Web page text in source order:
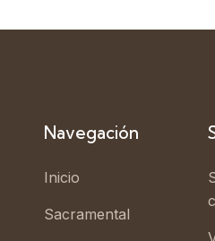
Navegación
Inicio
Sacramental